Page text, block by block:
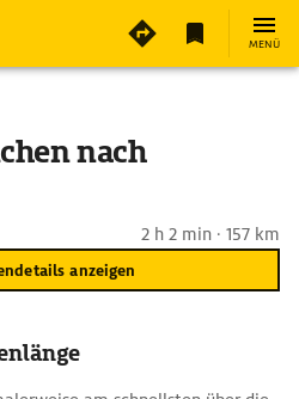
MENÜ
nach
2 h 2 min · 157 km
anzeigen